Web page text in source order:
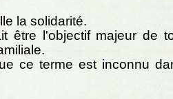
la solidarité.
être l'objectif majeur de
ce terme est inconnu